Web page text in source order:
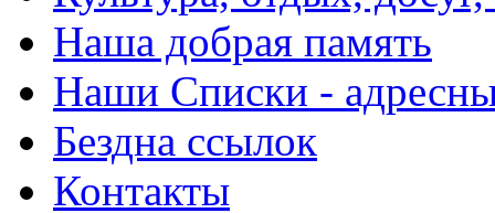
Наша добрая память
Наши Списки -
Бездна ссылок
Контакты